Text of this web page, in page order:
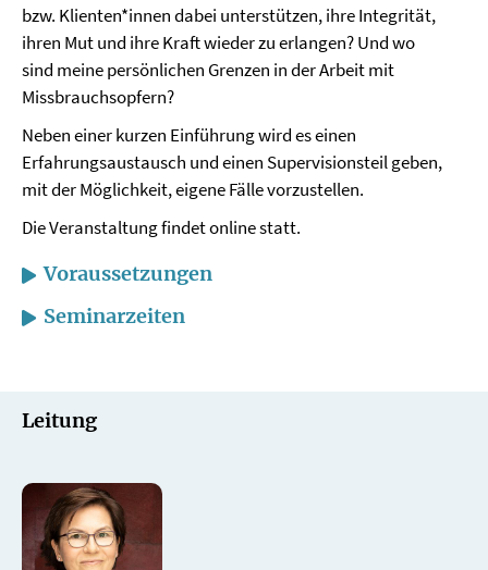
bzw. Klienten*innen dabei unterstützen, ihre Integrität,
ihren Mut und ihre Kraft wieder zu erlangen? Und wo
sind meine persönlichen Grenzen in der Arbeit mit
Missbrauchsopfern?
Neben einer kurzen Einführung wird es einen
Erfahrungsaustausch und einen Supervisionsteil geben,
mit der Möglichkeit, eigene Fälle vorzustellen.
Die Veranstaltung findet online statt.
Voraussetzungen
Seminarzeiten
Leitung